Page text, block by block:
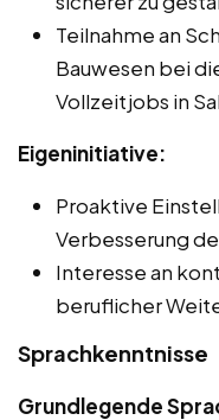
Teilnahme an
Bauwesen bei
Vollzeitjobs in
Eigeninitiative:
Proaktive
Verbesserung
Interesse an
beruflicher
Sprachkenntnisse
Grundlegende